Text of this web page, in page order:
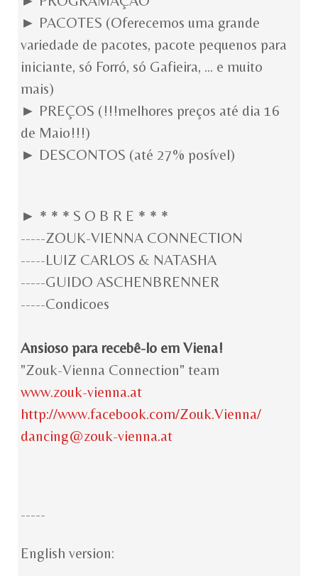
► PACOTES (Oferecemos uma grande
variedade de pacotes, pacote pequenos para
iniciante, só Forró, só Gafieira, ... e muito
mais)
► PREÇOS (!!!melhores preços até dia 16
de Maio!!!)
► DESCONTOS (até 27% posível)
► * * * S O B R E * * *
-----ZOUK-VIENNA CONNECTION
-----LUIZ CARLOS & NATASHA
-----GUIDO ASCHENBRENNER
-----Condicoes
Ansioso para recebê-lo em Viena!
"Zouk-Vienna Connection" team
www.zouk-vienna.at
http://www.facebook.com/Zouk.Vienna/
dancing@zouk-vienna.at
-----
English version: